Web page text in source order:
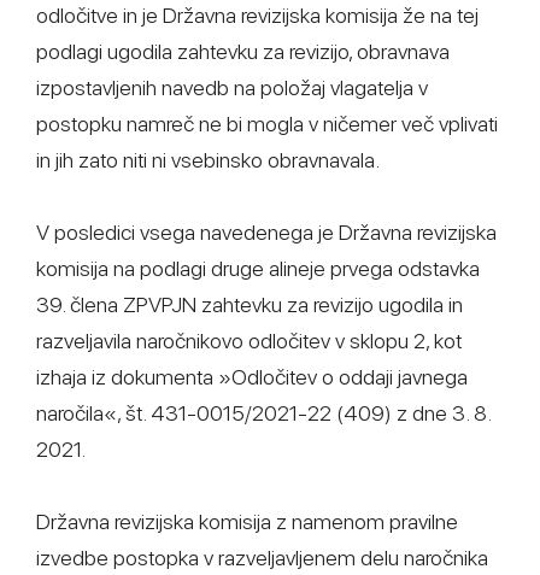
odločitve in je Državna revizijska komisija že na tej
podlagi ugodila zahtevku za revizijo, obravnava
izpostavljenih navedb na položaj vlagatelja v
postopku namreč ne bi mogla v ničemer več vplivati
in jih zato niti ni vsebinsko obravnavala.
V posledici vsega navedenega je Državna revizijska
komisija na podlagi druge alineje prvega odstavka
39. člena ZPVPJN zahtevku za revizijo ugodila in
razveljavila naročnikovo odločitev v sklopu 2, kot
izhaja iz dokumenta »Odločitev o oddaji javnega
naročila«, št. 431-0015/2021-22 (409) z dne 3. 8.
2021.
Državna revizijska komisija z namenom pravilne
izvedbe postopka v razveljavljenem delu naročnika